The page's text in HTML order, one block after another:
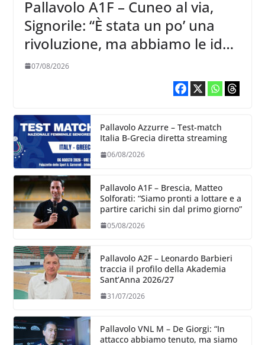
Pallavolo A1F – Cuneo al via,
Signorile: “È stata un po’ una
rivoluzione, ma abbiamo le idee
chiare siu cosa vogliamo fare”
07/08/2026
Pallavolo Azzurre – Test-match
Italia B-Grecia diretta streaming
06/08/2026
Pallavolo A1F – Brescia, Matteo
Solforati: “Siamo pronti a lottare e a
partire carichi sin dal primo giorno”
05/08/2026
Pallavolo A2F – Leonardo Barbieri
traccia il profilo della Akademia
Sant’Anna 2026/27
31/07/2026
Pallavolo VNL M – De Giorgi: “In
attacco abbiamo tenuto, ma siamo